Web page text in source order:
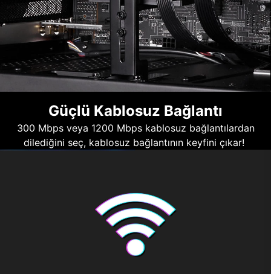
Güçlü Kablosuz Bağlantı
300 Mbps veya 1200 Mbps kablosuz bağlantılardan
dilediğini seç, kablosuz bağlantının keyfini çıkar!